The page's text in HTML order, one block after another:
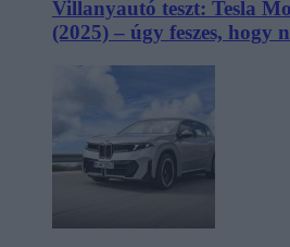
Villanyautó teszt: Tesla
(2025) – úgy feszes, hogy